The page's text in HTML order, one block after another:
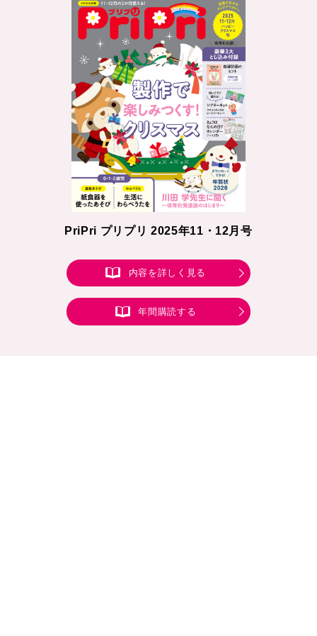
PriPri プリプリ 2025年11・12月号
内容を詳しく見る
年間購読する